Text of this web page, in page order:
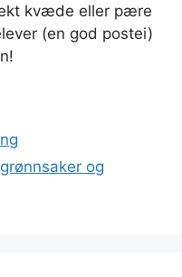
kvæde eller pære
(en god postei)
og